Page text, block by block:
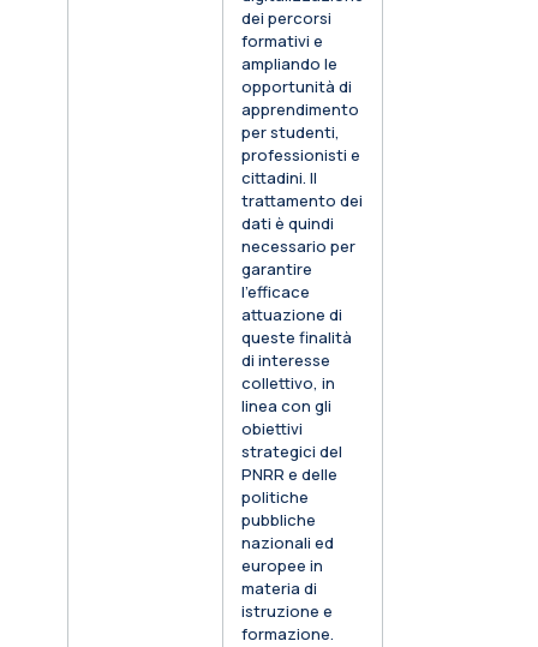
dei percorsi
formativi e
ampliando le
opportunità di
apprendimento
per studenti,
professionisti e
cittadini. Il
trattamento dei
dati è quindi
necessario per
garantire
l’efficace
attuazione di
queste finalità
di interesse
collettivo, in
linea con gli
obiettivi
strategici del
PNRR e delle
politiche
pubbliche
nazionali ed
europee in
materia di
istruzione e
formazione.